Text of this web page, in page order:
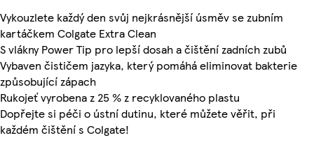
Vykouzlete každý den svůj nejkrásnější úsměv se zubním
kartáčkem Colgate Extra Clean
S vlákny Power Tip pro lepší dosah a čištění zadních zubů
Vybaven čističem jazyka, který pomáhá eliminovat bakterie
způsobující zápach
Rukojeť vyrobena z 25 % z recyklovaného plastu
Dopřejte si péči o ústní dutinu, které můžete věřit, při
každém čištění s Colgate!